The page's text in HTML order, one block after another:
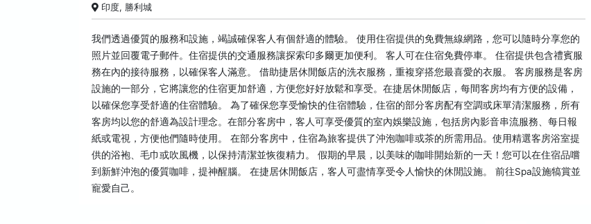
印度, 勝利城
我們透過優質的服務和設施，竭誠確保客人有個舒適的體驗。 使用住宿提供的免費無線網路，您可以隨時分享您的
照片並回覆電子郵件。住宿提供的交通服務讓探索印多爾更加便利。 客人可在住宿免費停車。 住宿提供包含禮賓服
務在內的接待服務，以確保客人滿意。 借助捷居休閒飯店的洗衣服務，重複穿搭您最喜愛的衣服。 客房服務是客房
設施的一部分，它將讓您的住宿更加舒適，方便您好好放鬆和享受。在捷居休閒飯店，每間客房均有方便的設備，
以確保您享受舒適的住宿體驗。 為了確保您享受愉快的住宿體驗，住宿的部分客房配有空調或床單清潔服務，所有
客房均以您的舒適為設計理念。在部分客房中，客人可享受優質的室內娛樂設施，包括房內影音串流服務、每日報
紙或電視，方便他們隨時使用。 在部分客房中，住宿為旅客提供了沖泡咖啡或茶的所需用品。使用精選客房浴室提
供的浴袍、毛巾或吹風機，以保持清潔並恢復精力。 假期的早晨，以美味的咖啡開始新的一天！您可以在住宿品嚐
到新鮮沖泡的優質咖啡，提神醒腦。 在捷居休閒飯店，客人可盡情享受令人愉快的休閒設施。 前往Spa設施犒賞並
寵愛自己。